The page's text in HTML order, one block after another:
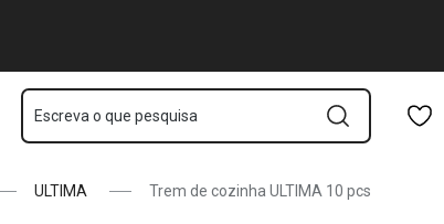
Escreva o que pesquisa
ULTIMA Trem de cozinha ULTIMA 10 pcs